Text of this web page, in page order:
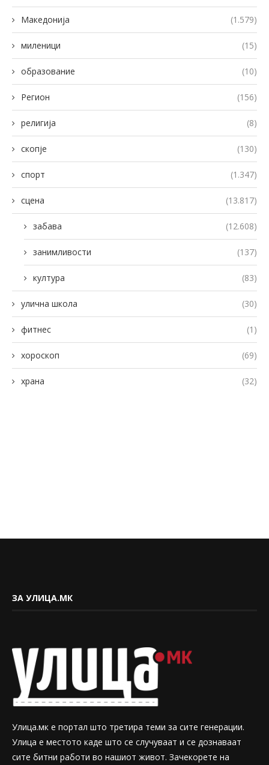
Македонија (1.579)
миленици (15)
образование (10)
Регион (156)
религија (8)
скопје (130)
спорт (1.347)
сцена (13.817)
забава (12.608)
занимливости (137)
култура (83)
улична школа (30)
фитнес (1)
хороскоп (69)
храна (32)
ЗА УЛИЦА.МК
Улица.мк е портал што третира теми за сите генерации.
Улица е местото каде што се случуваат и се дознаваат
сите битни работи во нашиот живот. Зачекорете на